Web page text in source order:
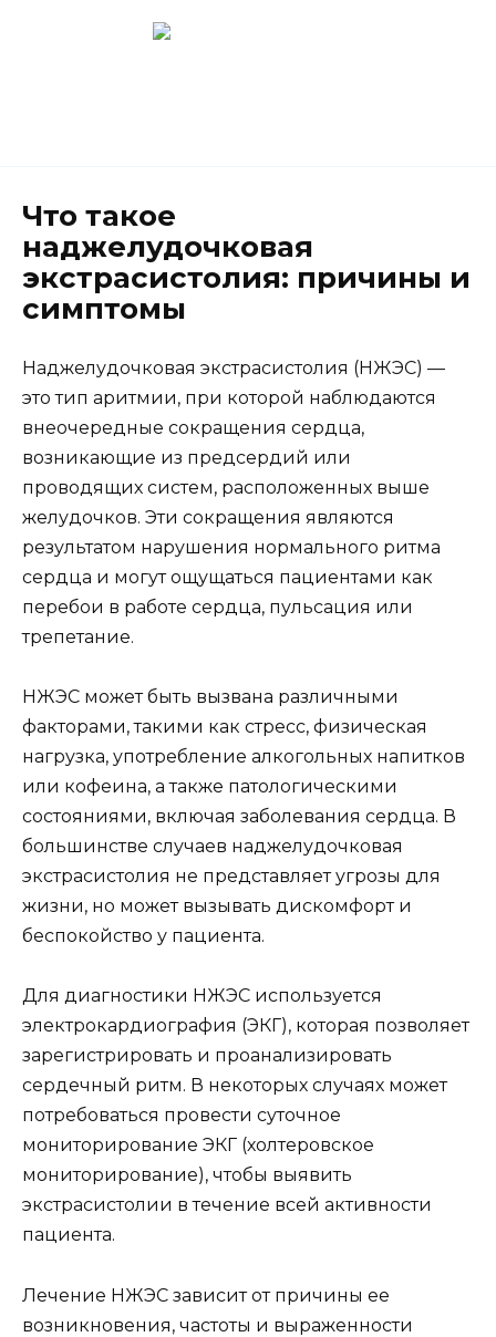
Что такое
наджелудочковая
экстрасистолия: причины и
симптомы
Наджелудочковая экстрасистолия (НЖЭС) —
это тип аритмии, при которой наблюдаются
внеочередные сокращения сердца,
возникающие из предсердий или
проводящих систем, расположенных выше
желудочков. Эти сокращения являются
результатом нарушения нормального ритма
сердца и могут ощущаться пациентами как
перебои в работе сердца, пульсация или
трепетание.
НЖЭС может быть вызвана различными
факторами, такими как стресс, физическая
нагрузка, употребление алкогольных напитков
или кофеина, а также патологическими
состояниями, включая заболевания сердца. В
большинстве случаев наджелудочковая
экстрасистолия не представляет угрозы для
жизни, но может вызывать дискомфорт и
беспокойство у пациента.
Для диагностики НЖЭС используется
электрокардиография (ЭКГ), которая позволяет
зарегистрировать и проанализировать
сердечный ритм. В некоторых случаях может
потребоваться провести суточное
мониторирование ЭКГ (холтеровское
мониторирование), чтобы выявить
экстрасистолии в течение всей активности
пациента.
Лечение НЖЭС зависит от причины ее
возникновения, частоты и выраженности